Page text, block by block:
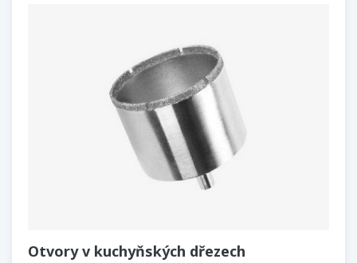
Otvory v kuchyňských dřezech